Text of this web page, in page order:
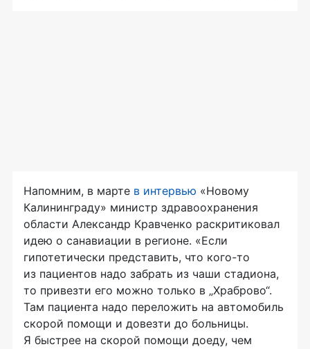
Напомним, в марте в интервью «Новому
Калининграду» министр здравоохранения
области Александр Кравченко раскритиковал
идею о санавиации в регионе. «Если
гипотетически представить, что кого-то
из пациентов надо забрать из чаши стадиона,
то привезти его можно только в „Храброво“.
Там пациента надо переложить на автомобиль
скорой помощи и довезти до больницы.
Я быстрее на скорой помощи доеду, чем